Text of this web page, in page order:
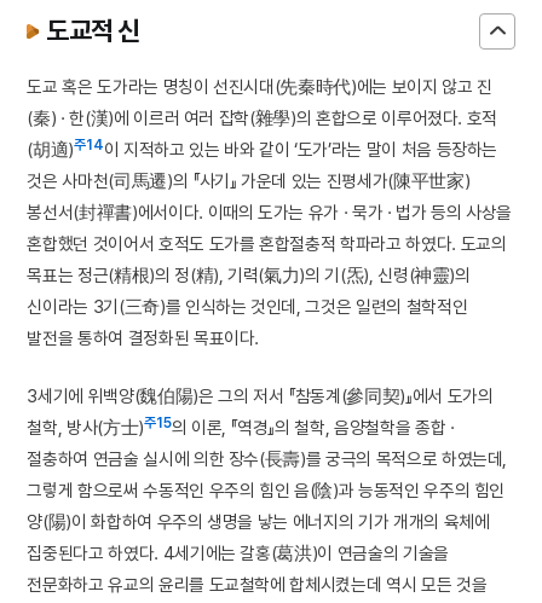
도교적 신
도교 혹은 도가라는 명칭이 선진시대(先秦時代)에는 보이지 않고 진
(秦) · 한(漢)에 이르러 여러 잡학(雜學)의 혼합으로 이루어졌다. 호적
(胡適)주14이 지적하고 있는 바와 같이 ‘도가’라는 말이 처음 등장하는
것은 사마천(司馬遷)의 『사기』 가운데 있는 진평세가(陳平世家)
봉선서(封禪書)에서이다. 이때의 도가는 유가 · 묵가 · 법가 등의 사상을
혼합했던 것이어서 호적도 도가를 혼합절충적 학파라고 하였다. 도교의
목표는 정근(精根)의 정(精), 기력(氣力)의 기(炁), 신령(神靈)의
신이라는 3기(三奇)를 인식하는 것인데, 그것은 일련의 철학적인
발전을 통하여 결정화된 목표이다.
3세기에 위백양(魏伯陽)은 그의 저서 『참동계(參同契)』에서 도가의
철학, 방사(方士)주15의 이론, 『역경』의 철학, 음양철학을 종합 ·
절충하여 연금술 실시에 의한 장수(長壽)를 궁극의 목적으로 하였는데,
그렇게 함으로써 수동적인 우주의 힘인 음(陰)과 능동적인 우주의 힘인
양(陽)이 화합하여 우주의 생명을 낳는 에너지의 기가 개개의 육체에
집중된다고 하였다. 4세기에는 갈홍(葛洪)이 연금술의 기술을
전문화하고 유교의 윤리를 도교철학에 합체시켰는데 역시 모든 것을